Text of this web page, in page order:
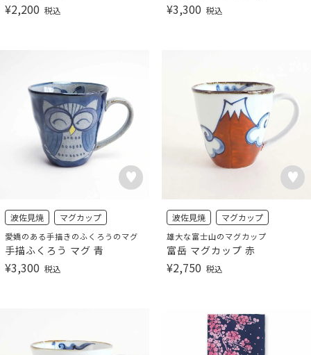
¥2,200 税込 ¥3,300 税込
波佐見焼 マグカップ
愛嬌のある手描きのふくろうのマグ
手描ふくろう マグ 青
¥3,300 税込
波佐見焼 マグカップ
雄大な富士山のマグカップ
富岳 マグカップ 赤
¥2,750 税込